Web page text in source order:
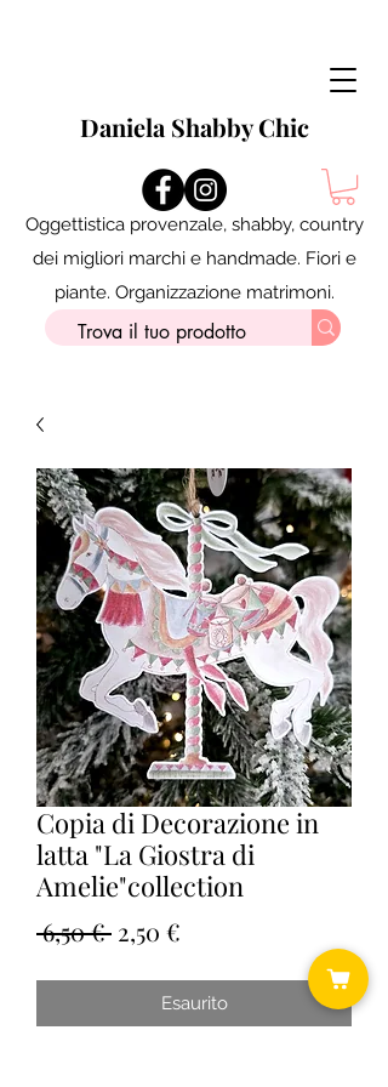
Daniela Shabby Chic
Oggettistica provenzale, shabby, country
dei migliori marchi e handmade. Fiori e
piante. Organizzazione matrimoni.
Copia di Decorazione in
latta "La Giostra di
Amelie"collection
6,50 € Prezzo
2,50 €
Esaurito